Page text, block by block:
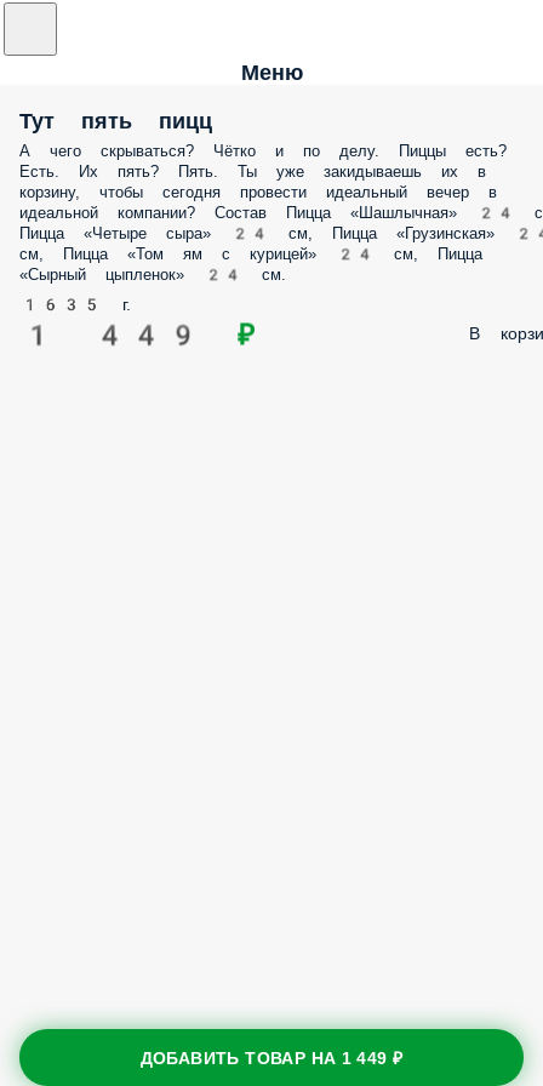
Меню
Тут пять пицц
А чего скрываться? Чётко и по делу. Пиццы есть?
Есть. Их пять? Пять. Ты уже закидываешь их в
корзину, чтобы сегодня провести идеальный вечер в
идеальной компании? Состав Пицца «Шашлычная» 24
Пицца «Четыре сыра» 24 см, Пицца «Грузинскaя»
см, Пицца «Том ям с курицей» 24 см, Пицца
«Сырный цыпленок» 24 см.
1635 г.
1 449 ₽ В
ДОБАВИТЬ ТОВАР НА 1 449 ₽